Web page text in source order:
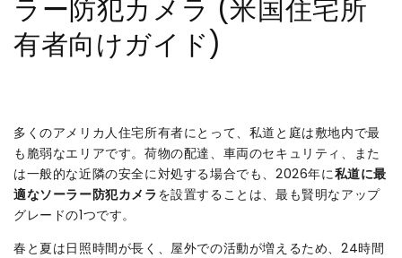
ラー防犯カメラ (米国住宅所
有者向けガイド)
多くのアメリカ人住宅所有者にとって、私道と庭は敷地内で最
も脆弱なエリアです。荷物の配達、車両のセキュリティ、また
は一般的な近隣の安全に対処する場合でも、2026年に私道に最
適なソーラー防犯カメラ を設置することは、最も賢明なアップ
グレードの1つです。
春と夏は日照時間が長く、屋外での活動が増えるため、24時間